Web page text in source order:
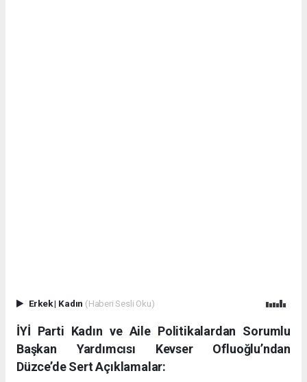
Erkek| Kadın (Haberi Sesli Oku)
İYİ Parti Kadın ve Aile Politikalardan Sorumlu
Başkan Yardımcısı Kevser Ofluoğlu’ndan
Düzce’de Sert Açıklamalar: